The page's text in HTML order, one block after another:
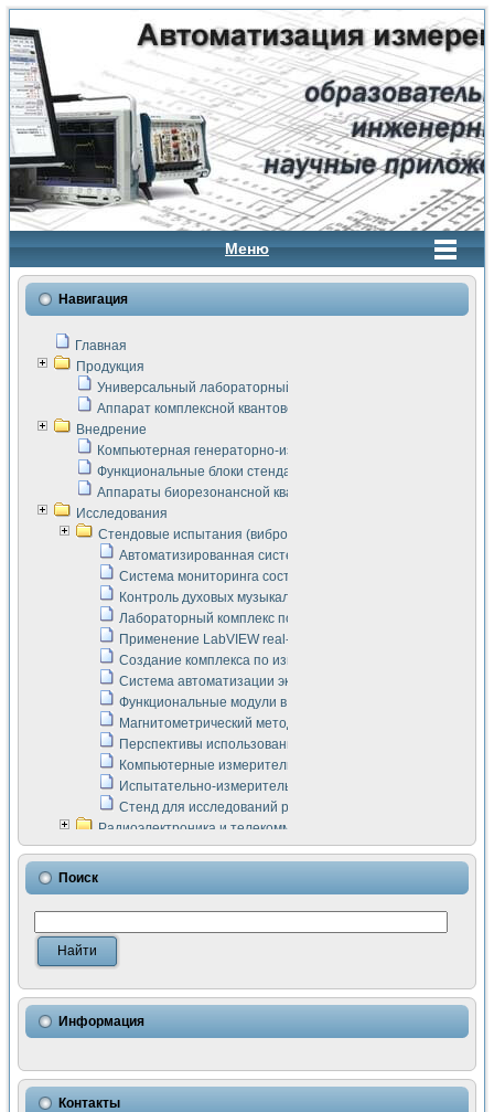
Меню
Навигация
Главная
Продукция
Универсальный лабораторный стенд "Сигнал-USB"
Аппарат комплексной квантовой терапии Интроскан
Внедрение
Компьютерная генераторно-измерительная система
Функциональные блоки стенда "Сигнал-USB"
Аппараты биорезонансной квантовой терапии серии СКАН
Исследования
Стендовые испытания (виброакустика, тензометрия и т.п.)
Автоматизированная система измерения параметров
Система мониторинга состояния тяговых
Контроль духовых музыкальных инструментов
Лабораторный комплекс по исследованию элементной
Применение LabVIEW real-time module для
Создание комплекса по измерению скорости подвижного
Система автоматизации экспериментальных
Функциональные модули в стандарте Nl SCXI для
Магнитометрический метод в дефектоскопии сварных
Перспективы использования машинного зрения в
Компьютерные измерительные системы для
Испытательно-измерительный комплекс аппаратуры для
Стенд для исследований рабочих процессов ДВС в
Радиоэлектроника и телекоммуникации
LabVIEW в расчетах радиолиний систем передачи данных
Аппаратно-программный комплекс для исследования
Виртуальный лабораторный стенд для исследования
Измерение шумовых параметров операционных
Измерительный преобразователь на основе цифровой
Использование NI LabVIEW для математического
Исследовние возможности создания измерителя ВАХ
Математическое моделирование генератора сигналов -
Применение осциллографического модуля с высоким
Симуляция отклика импульсного радиолокационного
Поиск
Информация
Контакты